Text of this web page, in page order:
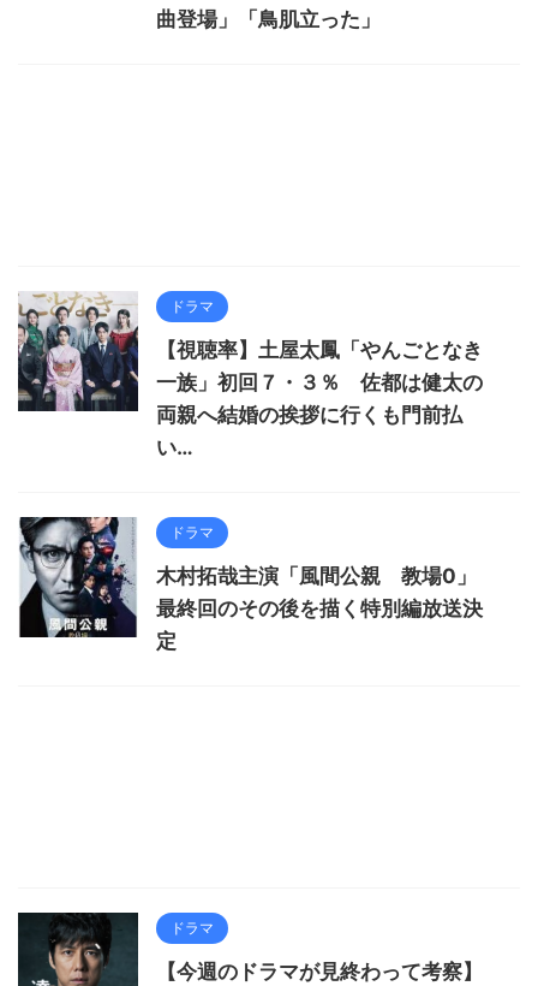
曲登場」「鳥肌立った」
ドラマ
【視聴率】土屋太鳳「やんごとなき
一族」初回７・３％ 佐都は健太の
両親へ結婚の挨拶に行くも門前払
い…
ドラマ
木村拓哉主演「風間公親 教場0」
最終回のその後を描く特別編放送決
定
ドラマ
【今週のドラマが見終わって考察】